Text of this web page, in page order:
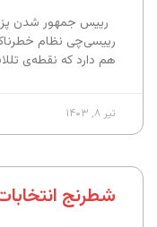
رییس جمهور شدن
رییسی‌چی نظام
هم دارد که نقطه‌ی
تیر ۸, ۱۴۰۳
شطرنج انتخابات